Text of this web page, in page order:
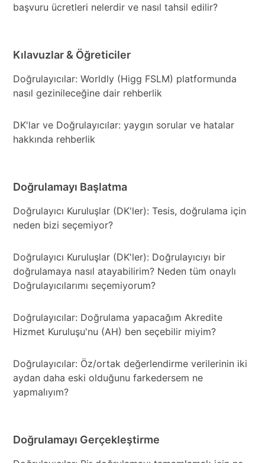
başvuru ücretleri nelerdir ve nasıl tahsil edilir?
Kılavuzlar & Öğreticiler
Doğrulayıcılar: Worldly (Higg FSLM) platformunda
nasıl gezinileceğine dair rehberlik
DK'lar ve Doğrulayıcılar: yaygın sorular ve hatalar
hakkında rehberlik
Doğrulamayı Başlatma
Doğrulayıcı Kuruluşlar (DK'ler): Tesis, doğrulama için
neden bizi seçemiyor?
Doğrulayıcı Kuruluşlar (DK'ler): Doğrulayıcıyı bir
doğrulamaya nasıl atayabilirim? Neden tüm onaylı
Doğrulayıcılarımı seçemiyorum?
Doğrulayıcılar: Doğrulama yapacağım Akredite
Hizmet Kuruluşu'nu (AH) ben seçebilir miyim?
Doğrulayıcılar: Öz/ortak değerlendirme verilerinin iki
aydan daha eski olduğunu farkedersem ne
yapmalıyım?
Doğrulamayı Gerçekleştirme